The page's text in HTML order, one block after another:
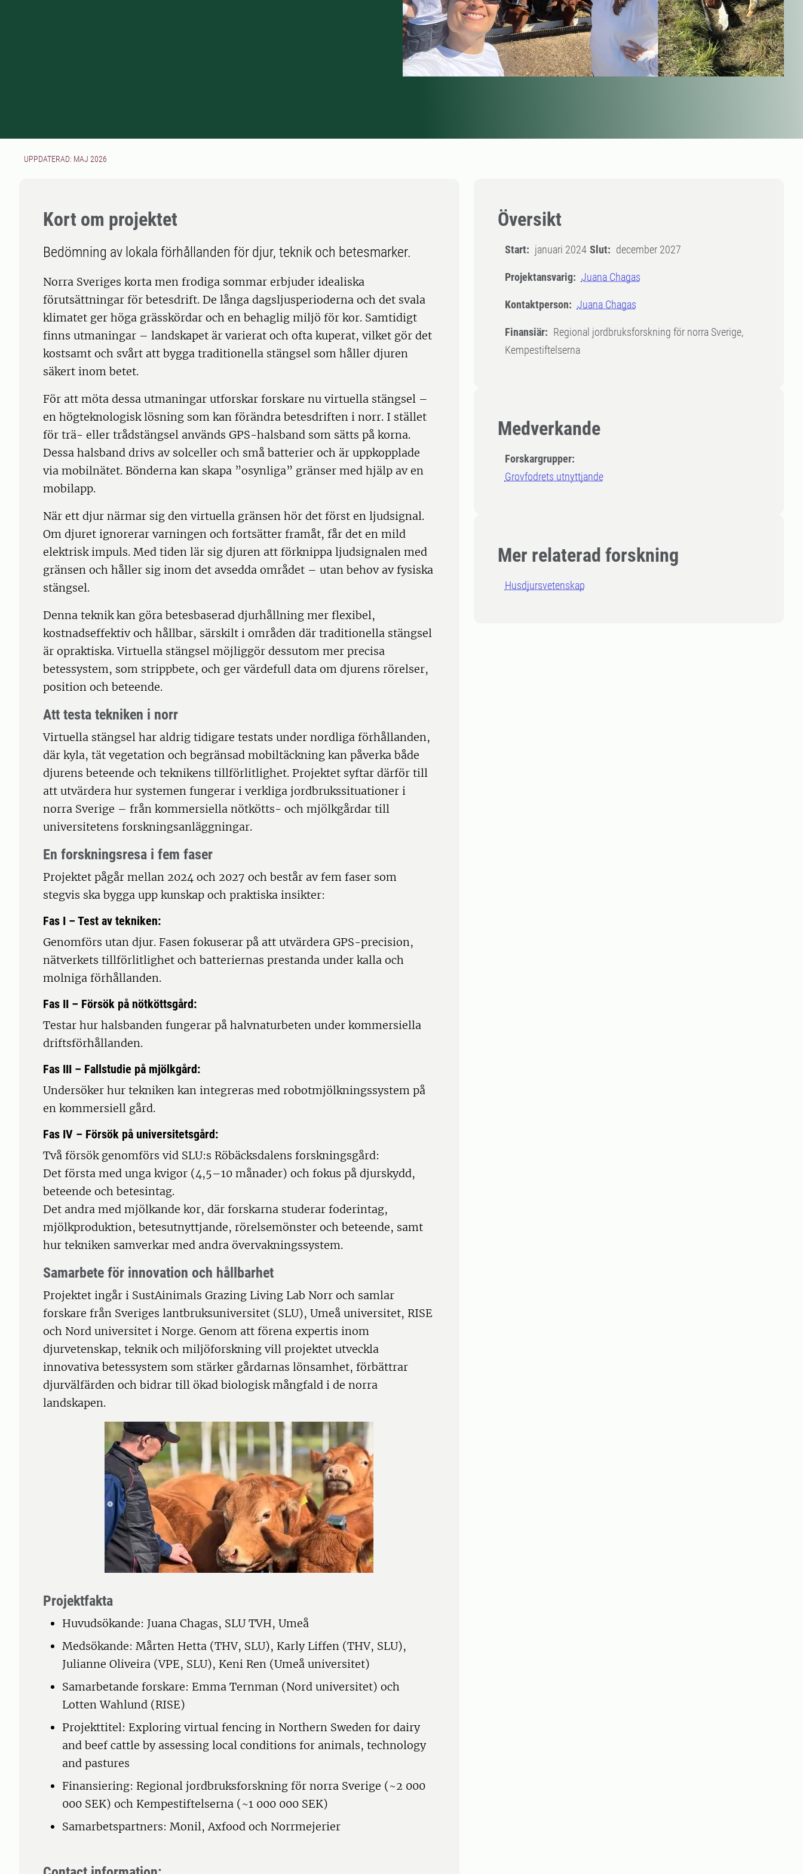
UPPDATERAD: MAJ 2026
Översikt
Start: januari 2024 Slut: december 2027
Projektansvarig: Juana Chagas
Kontaktperson: Juana Chagas
Finansiär: Regional jordbruksforskning för norra Sverige,
Kempestiftelserna
Medverkande
Forskargrupper:
Grovfodrets utnyttjande
Mer relaterad forskning
Husdjursvetenskap
Kort om projektet
Bedömning av lokala förhållanden för djur, teknik och betesmarker.
Norra Sveriges korta men frodiga sommar erbjuder idealiska
förutsättningar för betesdrift. De långa dagsljusperioderna och det svala
klimatet ger höga grässkördar och en behaglig miljö för kor. Samtidigt
finns utmaningar – landskapet är varierat och ofta kuperat, vilket gör det
kostsamt och svårt att bygga traditionella stängsel som håller djuren
säkert inom betet.
För att möta dessa utmaningar utforskar forskare nu virtuella stängsel –
en högteknologisk lösning som kan förändra betesdriften i norr. I stället
för trä- eller trådstängsel används GPS-halsband som sätts på korna.
Dessa halsband drivs av solceller och små batterier och är uppkopplade
via mobilnätet. Bönderna kan skapa ”osynliga” gränser med hjälp av en
mobilapp.
När ett djur närmar sig den virtuella gränsen hör det först en ljudsignal.
Om djuret ignorerar varningen och fortsätter framåt, får det en mild
elektrisk impuls. Med tiden lär sig djuren att förknippa ljudsignalen med
gränsen och håller sig inom det avsedda området – utan behov av fysiska
stängsel.
Denna teknik kan göra betesbaserad djurhållning mer flexibel,
kostnadseffektiv och hållbar, särskilt i områden där traditionella stängsel
är opraktiska. Virtuella stängsel möjliggör dessutom mer precisa
betessystem, som strippbete, och ger värdefull data om djurens rörelser,
position och beteende.
Att testa tekniken i norr
Virtuella stängsel har aldrig tidigare testats under nordliga förhållanden,
där kyla, tät vegetation och begränsad mobiltäckning kan påverka både
djurens beteende och teknikens tillförlitlighet. Projektet syftar därför till
att utvärdera hur systemen fungerar i verkliga jordbrukssituationer i
norra Sverige – från kommersiella nötkötts- och mjölkgårdar till
universitetens forskningsanläggningar.
En forskningsresa i fem faser
Projektet pågår mellan 2024 och 2027 och består av fem faser som
stegvis ska bygga upp kunskap och praktiska insikter:
Fas I – Test av tekniken:
Genomförs utan djur. Fasen fokuserar på att utvärdera GPS-precision,
nätverkets tillförlitlighet och batteriernas prestanda under kalla och
molniga förhållanden.
Fas II – Försök på nötköttsgård:
Testar hur halsbanden fungerar på halvnaturbeten under kommersiella
driftsförhållanden.
Fas III – Fallstudie på mjölkgård:
Undersöker hur tekniken kan integreras med robotmjölkningssystem på
en kommersiell gård.
Fas IV – Försök på universitetsgård:
Två försök genomförs vid SLU:s Röbäcksdalens forskningsgård:
Det första med unga kvigor (4,5–10 månader) och fokus på djurskydd,
beteende och betesintag.
Det andra med mjölkande kor, där forskarna studerar foderintag,
mjölkproduktion, betesutnyttjande, rörelsemönster och beteende, samt
hur tekniken samverkar med andra övervakningssystem.
Samarbete för innovation och hållbarhet
Projektet ingår i SustAinimals Grazing Living Lab Norr och samlar
forskare från Sveriges lantbruksuniversitet (SLU), Umeå universitet, RISE
och Nord universitet i Norge. Genom att förena expertis inom
djurvetenskap, teknik och miljöforskning vill projektet utveckla
innovativa betessystem som stärker gårdarnas lönsamhet, förbättrar
djurvälfärden och bidrar till ökad biologisk mångfald i de norra
landskapen.
Projektfakta
Huvudsökande: Juana Chagas, SLU TVH, Umeå
Medsökande: Mårten Hetta (THV, SLU), Karly Liffen (THV, SLU),
Julianne Oliveira (VPE, SLU), Keni Ren (Umeå universitet)
Samarbetande forskare: Emma Ternman (Nord universitet) och
Lotten Wahlund (RISE)
Projekttitel: Exploring virtual fencing in Northern Sweden for dairy
and beef cattle by assessing local conditions for animals, technology
and pastures
Finansiering: Regional jordbruksforskning för norra Sverige (~2 000
000 SEK) och Kempestiftelserna (~1 000 000 SEK)
Samarbetspartners: Monil, Axfood och Norrmejerier